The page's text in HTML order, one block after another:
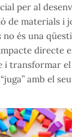
per al
de materials i
no és una
directe
i transformar el
amb el